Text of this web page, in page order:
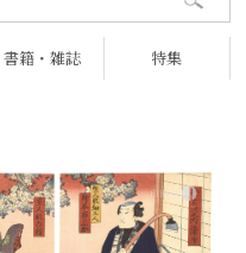
書籍・雑誌 特集